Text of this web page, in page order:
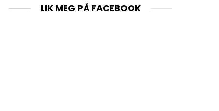
LIK MEG PÅ FACEBOOK